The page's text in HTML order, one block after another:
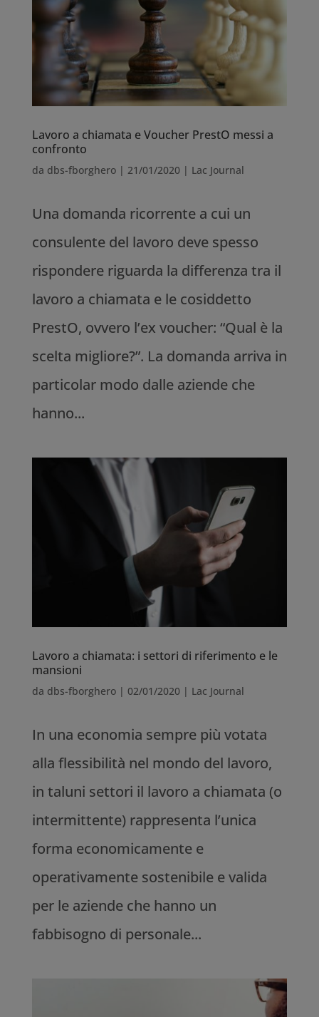
Lavoro a chiamata e Voucher PrestO messi a
confronto
da dbs-fborghero| 21/01/2020| Lac Journal
Una domanda ricorrente a cui un
consulente del lavoro deve spesso
rispondere riguarda la differenza tra il
lavoro a chiamata e le cosiddetto
PrestO, ovvero l’ex voucher: “Qual è la
scelta migliore?”. La domanda arriva in
particolar modo dalle aziende che
hanno...
Lavoro a chiamata: i settori di riferimento e le
mansioni
da dbs-fborghero| 02/01/2020| Lac Journal
In una economia sempre più votata
alla flessibilità nel mondo del lavoro,
in taluni settori il lavoro a chiamata (o
intermittente) rappresenta l’unica
forma economicamente e
operativamente sostenibile e valida
per le aziende che hanno un
fabbisogno di personale...